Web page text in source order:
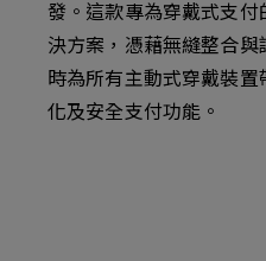
發。這款專為穿戴式支付
決方案，憑藉無縫整合與
時為所有主動式穿戴裝
化及安全支付功能。